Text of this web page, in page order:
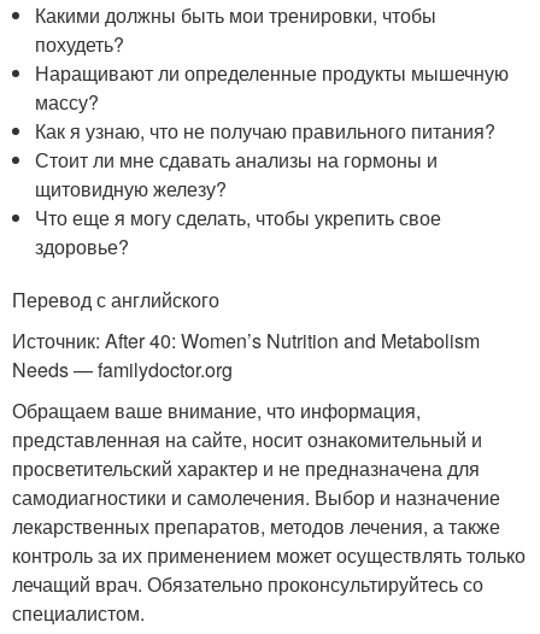
Какими должны быть мои тренировки, чтобы
похудеть?
Наращивают ли определенные продукты мышечную
массу?
Как я узнаю, что не получаю правильного питания?
Стоит ли мне сдавать анализы на гормоны и
щитовидную железу?
Что еще я могу сделать, чтобы укрепить свое
здоровье?
Перевод с английского
Источник: After 40: Women’s Nutrition and Metabolism
Needs — familydoctor.org
Обращаем ваше внимание, что информация,
представленная на сайте, носит ознакомительный и
просветительский характер и не предназначена для
самодиагностики и самолечения. Выбор и назначение
лекарственных препаратов, методов лечения, а также
контроль за их применением может осуществлять только
лечащий врач. Обязательно проконсультируйтесь со
специалистом.